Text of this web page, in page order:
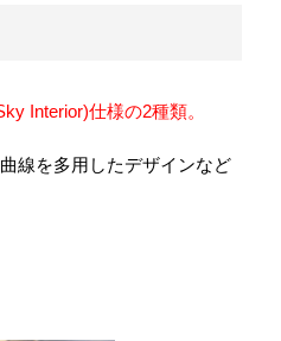
Interior)仕様の2種類。
線を多用したデザインなど